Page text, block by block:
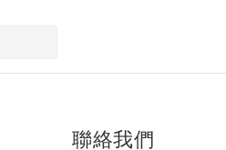
聯絡我們